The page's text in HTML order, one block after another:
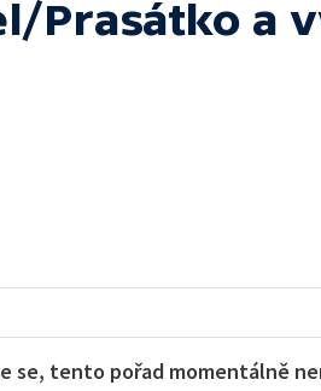
Prasátko a
se, tento pořad momentálně